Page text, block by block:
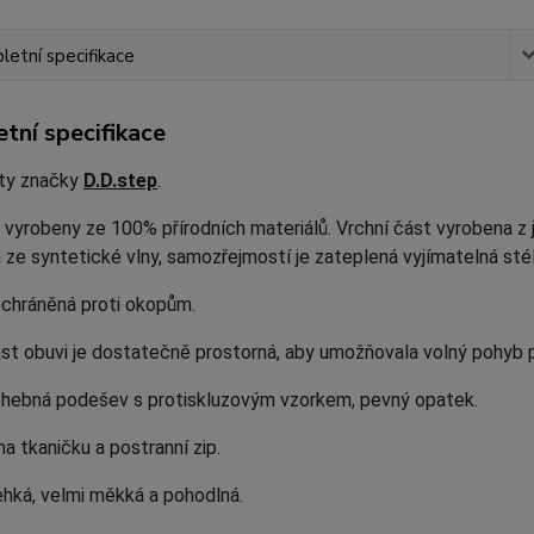
specifikace
specifikace
značky D.D.step.
ze 100% přírodních materiálů. Vrchní část vyrobena
ze syntetické vlny, samozřejmostí je zateplená vyjímatelná
proti okopům.
obuvi je dostatečně prostorná, aby umožňovala volný pohyb
podešev s protiskluzovým vzorkem, pevný opatek.
tkaničku a postranní zip.
velmi měkká a pohodlná.